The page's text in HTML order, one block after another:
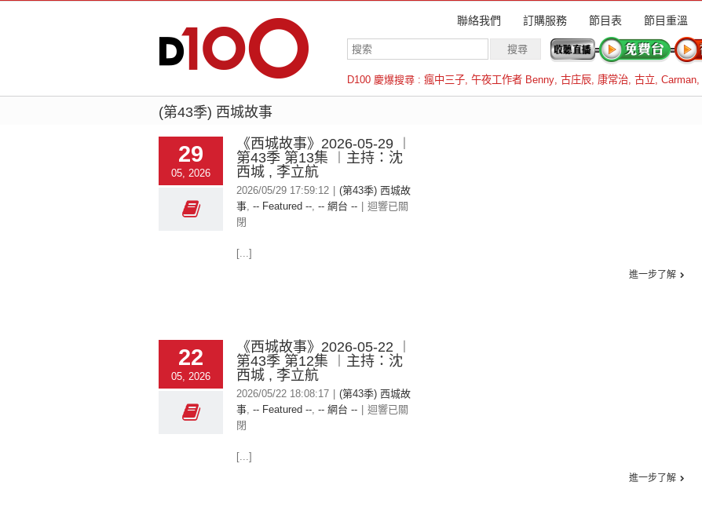
聯絡我們 訂購服務 節目表 節目重溫
D100 慶爆搜尋 : 瘋中三子, 午夜工作者 Benny, 古庄辰, 康常治, 古立, Carman,
羅倫斯
(第43季) 西城故事
29
05, 2026
《西城故事》2026-05-29 ︱
第43季 第13集 ︱主持：沈
西城 , 李立航
2026/05/29 17:59:12
(第43季) 西城故
事, -- Featured --, -- 網台 --
迴響已關
閉
[...]
進一步了解
22
05, 2026
《西城故事》2026-05-22 ︱
第43季 第12集 ︱主持：沈
西城 , 李立航
2026/05/22 18:08:17
(第43季) 西城故
事, -- Featured --, -- 網台 --
迴響已關
閉
[...]
進一步了解